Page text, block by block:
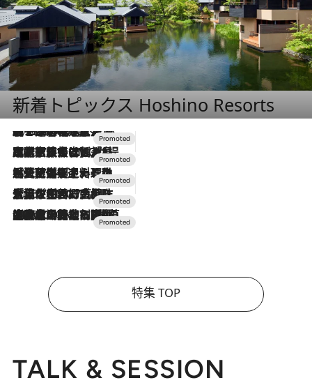
新着トピックス Hoshino Resorts
2026.8.7
【トンボの足水浴】ヒノキの香りに包まれて涼感マックス！約13℃の湧水かけ流しを避暑地「星野温泉 トンボの湯」で体験
2026.7.31
【ホテル帰省】という選択肢をOMOが提案。家族とほどよい距離を保つには「昼は実家、夜は気兼ねなくホテルで！」
2026.7.24
【夏限定ディナーコース】旬を迎える稚鮎や花ズッキーニなどをイタリア・トスカーナの郷土料理の手法で満喫！
2026.7.17
「土佐和ハーブかき氷」がOMO7高知に登場！生姜、山椒、大葉など目にも舌にも涼を呼ぶ郷土の味
2026.7.10
NEW OPEN！【界 草津】名湯の地に誕生。趣の異なる2種の温泉と上州ならではの会席・蕎麦割烹など美食を味わう究極の癒やし旅
特集 TOP
TALK & SESSION